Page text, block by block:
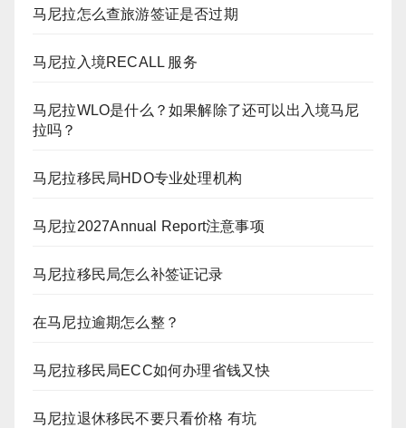
马尼拉怎么查旅游签证是否过期
马尼拉入境RECALL 服务
马尼拉WLO是什么？如果解除了还可以出入境马尼
拉吗？
马尼拉移民局HDO专业处理机构
马尼拉2027Annual Report注意事项
马尼拉移民局怎么补签证记录
在马尼拉逾期怎么整？
马尼拉移民局ECC如何办理省钱又快
马尼拉退休移民不要只看价格 有坑